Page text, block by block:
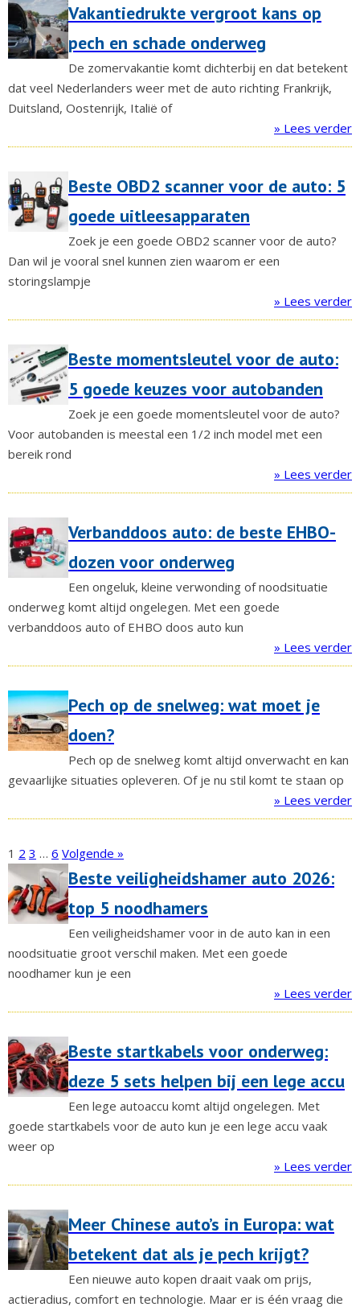
Vakantiedrukte vergroot kans op
pech en schade onderweg
De zomervakantie komt dichterbij en dat betekent
dat veel Nederlanders weer met de auto richting Frankrijk,
Duitsland, Oostenrijk, Italië of
» Lees verder
Beste OBD2 scanner voor de auto: 5
goede uitleesapparaten
Zoek je een goede OBD2 scanner voor de auto?
Dan wil je vooral snel kunnen zien waarom er een
storingslampje
» Lees verder
Beste momentsleutel voor de auto:
5 goede keuzes voor autobanden
Zoek je een goede momentsleutel voor de auto?
Voor autobanden is meestal een 1/2 inch model met een
bereik rond
» Lees verder
Verbanddoos auto: de beste EHBO-
dozen voor onderweg
Een ongeluk, kleine verwonding of noodsituatie
onderweg komt altijd ongelegen. Met een goede
verbanddoos auto of EHBO doos auto kun
» Lees verder
Pech op de snelweg: wat moet je
doen?
Pech op de snelweg komt altijd onverwacht en kan
gevaarlijke situaties opleveren. Of je nu stil komt te staan op
» Lees verder
1 2 3 … 6 Volgende »
Beste veiligheidshamer auto 2026:
top 5 noodhamers
Een veiligheidshamer voor in de auto kan in een
noodsituatie groot verschil maken. Met een goede
noodhamer kun je een
» Lees verder
Beste startkabels voor onderweg:
deze 5 sets helpen bij een lege accu
Een lege autoaccu komt altijd ongelegen. Met
goede startkabels voor de auto kun je een lege accu vaak
weer op
» Lees verder
Meer Chinese auto’s in Europa: wat
betekent dat als je pech krijgt?
Een nieuwe auto kopen draait vaak om prijs,
actieradius, comfort en technologie. Maar er is één vraag die